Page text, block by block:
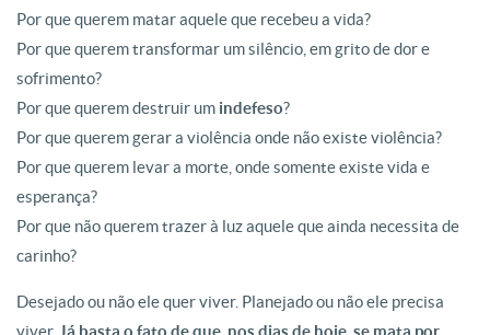
Por que querem matar aquele que recebeu a vida?
Por que querem transformar um silêncio, em grito de dor e
sofrimento?
Por que querem destruir um indefeso?
Por que querem gerar a violência onde não existe violência?
Por que querem levar a morte, onde somente existe vida e
esperança?
Por que não querem trazer à luz aquele que ainda necessita de
carinho?
Desejado ou não ele quer viver. Planejado ou não ele precisa
viver. Já basta o fato de que, nos dias de hoje, se mata por